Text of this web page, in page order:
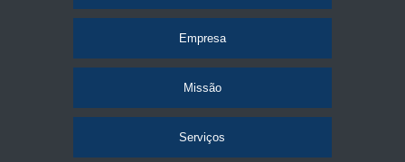
Empresa
Missão
Serviços